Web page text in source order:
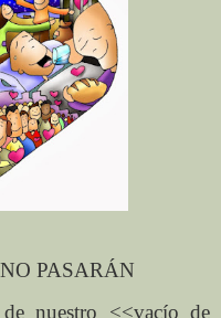
PASARÁN
nuestro <<vacío de